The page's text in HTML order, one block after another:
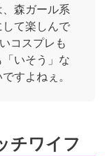
森ガール系
て楽しんで
コスプレも
いそう」な
すよねぇ。
チワイフ